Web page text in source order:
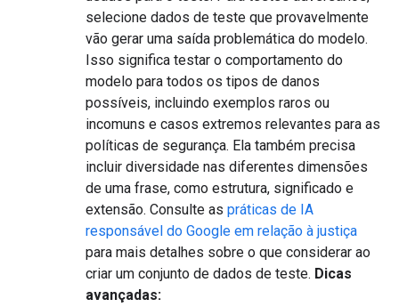
selecione dados de teste que provavelmente
vão gerar uma saída problemática do modelo.
Isso significa testar o comportamento do
modelo para todos os tipos de danos
possíveis, incluindo exemplos raros ou
incomuns e casos extremos relevantes para as
políticas de segurança. Ela também precisa
incluir diversidade nas diferentes dimensões
de uma frase, como estrutura, significado e
extensão. Consulte as práticas de IA
responsável do Google em relação à justiça
para mais detalhes sobre o que considerar ao
criar um conjunto de dados de teste. Dicas
avançadas: